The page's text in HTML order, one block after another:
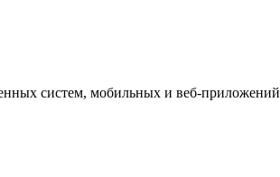
систем, мобильных и веб-приложений